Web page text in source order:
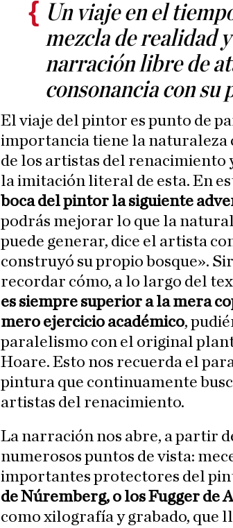
Un viaje en el
mezcla de realidad
narración libre de
consonancia con su
El viaje del pintor es punto de
importancia tiene la naturaleza
de los artistas del renacimiento
la imitación literal de esta. En
boca del pintor la siguiente
podrás mejorar lo que la
puede generar, dice el artista
construyó su propio bosque».
recordar cómo, a lo largo del
es siempre superior a la mera
mero ejercicio académico,
paralelismo con el original
Hoare. Esto nos recuerda el
pintura que continuamente
artistas del renacimiento.
La narración nos abre, a partir
numerosos puntos de vista:
importantes protectores del
de Núremberg, o los Fugger de
como xilografía y grabado, que